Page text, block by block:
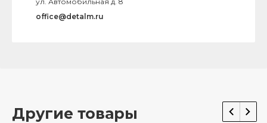
office@detalm.ru
Другие товары